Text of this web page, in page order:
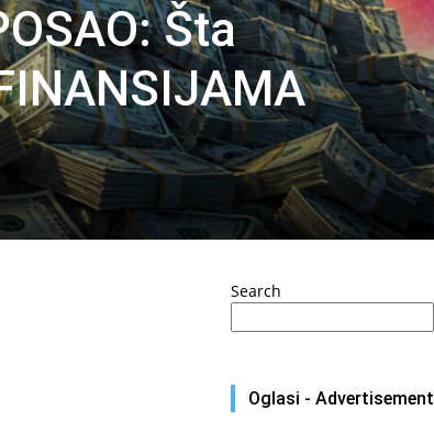
Šta
Search
Oglasi - Advertisement